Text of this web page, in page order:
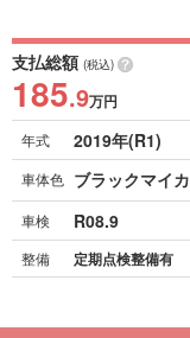
支払総額 (税込)
185.9万円
年式 2019年(R1)
車体色 ブラックマイカ
車検 R08.9
整備 定期点検整備有